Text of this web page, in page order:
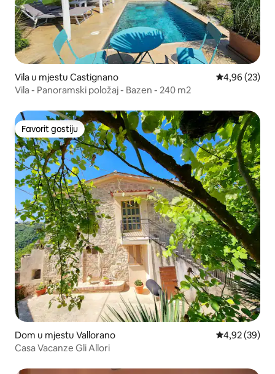
Vila u mjestu Castignano Prosječna
4,96 (23)
Vila - Panoramski položaj - Bazen - 240 m2
Favorit gostiju
Favorit gostiju
Dom u mjestu Vallorano Prosječna
4,92 (39)
Casa Vacanze Gli Allori